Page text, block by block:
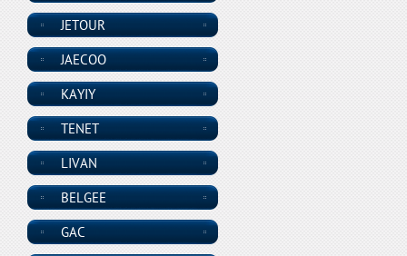
JETOUR
JAECOO
KAYIY
TENET
LIVAN
BELGEE
GAC